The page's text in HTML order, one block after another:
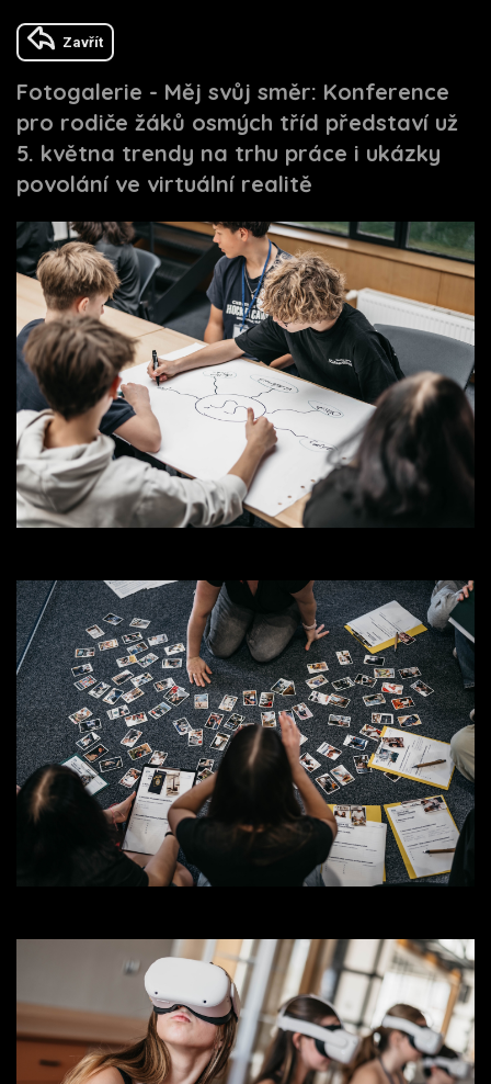
Zavřít
Fotogalerie - Měj svůj směr: Konference
pro rodiče žáků osmých tříd představí už
5. května trendy na trhu práce i ukázky
povolání ve virtuální realitě